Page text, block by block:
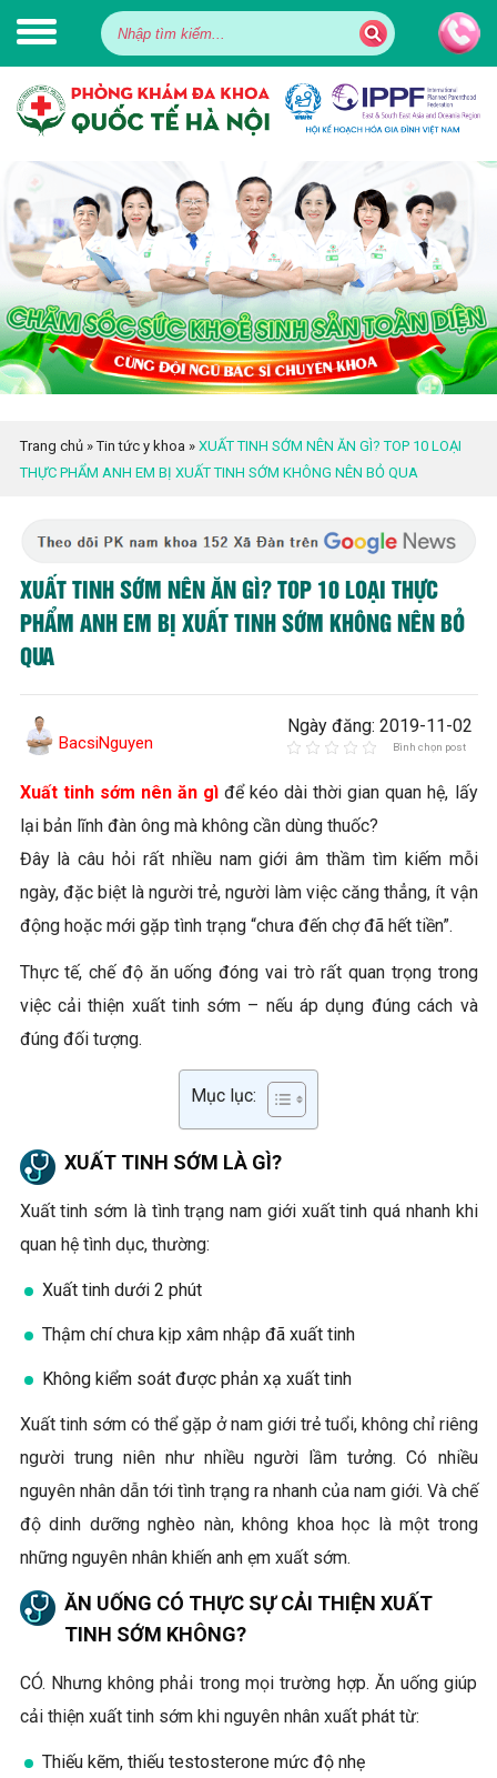
Trang chủ»Tin tức y khoa » XUẤT TINH SỚM NÊN ĂN GÌ? TOP 10 LOẠI
THỰC PHẨM ANH EM BỊ XUẤT TINH SỚM KHÔNG NÊN BỎ QUA
XUẤT TINH SỚM NÊN ĂN GÌ? TOP 10 LOẠI THỰC
PHẨM ANH EM BỊ XUẤT TINH SỚM KHÔNG NÊN BỎ
QUA
BacsiNguyen
Ngày đăng: 2019-11-02
Bình chọn post
Xuất tinh sớm nên ăn gì để kéo dài thời gian quan hệ, lấy
lại bản lĩnh đàn ông mà không cần dùng thuốc?
Đây là câu hỏi rất nhiều nam giới âm thầm tìm kiếm mỗi
ngày, đặc biệt là người trẻ, người làm việc căng thẳng, ít vận
động hoặc mới gặp tình trạng “chưa đến chợ đã hết tiền”.
Thực tế, chế độ ăn uống đóng vai trò rất quan trọng trong
việc cải thiện xuất tinh sớm – nếu áp dụng đúng cách và
đúng đối tượng.
Mục lục:
XUẤT TINH SỚM LÀ GÌ?
Xuất tinh sớm là tình trạng nam giới xuất tinh quá nhanh khi
quan hệ tình dục, thường:
Xuất tinh dưới 2 phút
Thậm chí chưa kịp xâm nhập đã xuất tinh
Không kiểm soát được phản xạ xuất tinh
Xuất tinh sớm có thể gặp ở nam giới trẻ tuổi, không chỉ riêng
người trung niên như nhiều người lầm tưởng. Có nhiều
nguyên nhân dẫn tới tình trạng ra nhanh của nam giới. Và chế
độ dinh dưỡng nghèo nàn, không khoa học là một trong
những nguyên nhân khiến anh ẹm xuất sớm.
ĂN UỐNG CÓ THỰC SỰ CẢI THIỆN XUẤT
TINH SỚM KHÔNG?
CÓ. Nhưng không phải trong mọi trường hợp. Ăn uống giúp
cải thiện xuất tinh sớm khi nguyên nhân xuất phát từ:
Thiếu kẽm, thiếu testosterone mức độ nhẹ